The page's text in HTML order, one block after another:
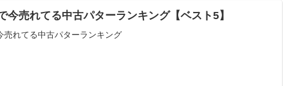
今売れてる中古パターランキング【ベスト5】
売れてる中古パターランキング